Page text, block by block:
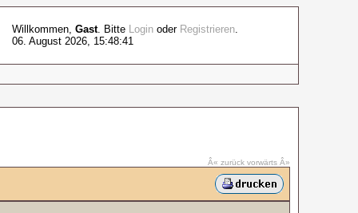
Willkommen, Gast. Bitte Loginoder Registrieren.
06. August 2026, 15:48:41
Â« zurück vorwärts Â»